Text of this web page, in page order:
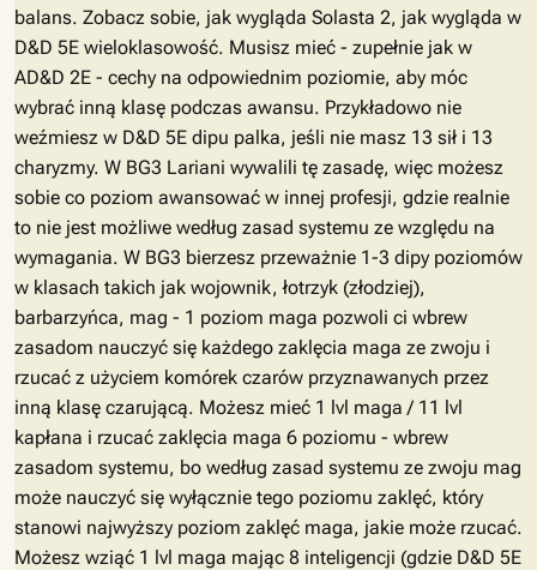
balans. Zobacz sobie, jak wygląda Solasta 2, jak wygląda w
D&D 5E wieloklasowość. Musisz mieć - zupełnie jak w
AD&D 2E - cechy na odpowiednim poziomie, aby móc
wybrać inną klasę podczas awansu. Przykładowo nie
weźmiesz w D&D 5E dipu palka, jeśli nie masz 13 sił i 13
charyzmy. W BG3 Lariani wywalili tę zasadę, więc możesz
sobie co poziom awansować w innej profesji, gdzie realnie
to nie jest możliwe według zasad systemu ze względu na
wymagania. W BG3 bierzesz przeważnie 1-3 dipy poziomów
w klasach takich jak wojownik, łotrzyk (złodziej),
barbarzyńca, mag - 1 poziom maga pozwoli ci wbrew
zasadom nauczyć się każdego zaklęcia maga ze zwoju i
rzucać z użyciem komórek czarów przyznawanych przez
inną klasę czarującą. Możesz mieć 1 lvl maga / 11 lvl
kapłana i rzucać zaklęcia maga 6 poziomu - wbrew
zasadom systemu, bo według zasad systemu ze zwoju mag
może nauczyć się wyłącznie tego poziomu zaklęć, który
stanowi najwyższy poziom zaklęć maga, jakie może rzucać.
Możesz wziąć 1 lvl maga mając 8 inteligencji (gdzie D&D 5E